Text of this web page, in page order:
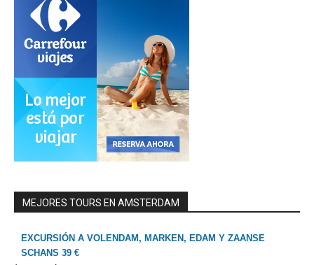
MEJORES TOURS EN AMSTERDAM
EXCURSIÓN A VOLENDAM, MARKEN, EDAM Y ZAANSE
SCHANS 39 €